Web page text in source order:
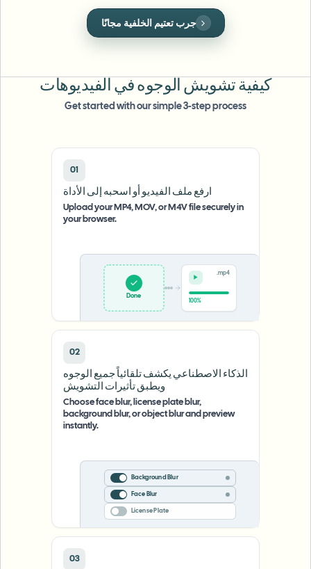
تبديل الوجه - فيديو
ذكاء الفيديو
طمس فيديوهات بالجملة
طمس الوجه بالجملة
خطوط أنابيب عالية الإنتاجية
API & SDK
نموذج الاتصال
ذكاء الفيديو
جرب تعتيم لوحة الترخيص مجانًا
كيفية تشويش الوجوه في الفيديوهات
Get started with our simple 3-step process
01
ارفع ملف الفيديو أو اسحبه إلى الأداة
Upload your MP4, MOV, or M4V file securely in
your browser.
Upload
0%
.mp4
02
الذكاء الاصطناعي يكشف تلقائياً جميع الوجوه
ويطبق تأثيرات التشويش
Choose face blur, license plate blur,
background blur, or object blur and preview
instantly.
Background Blur
Face Blur
License Plate
03